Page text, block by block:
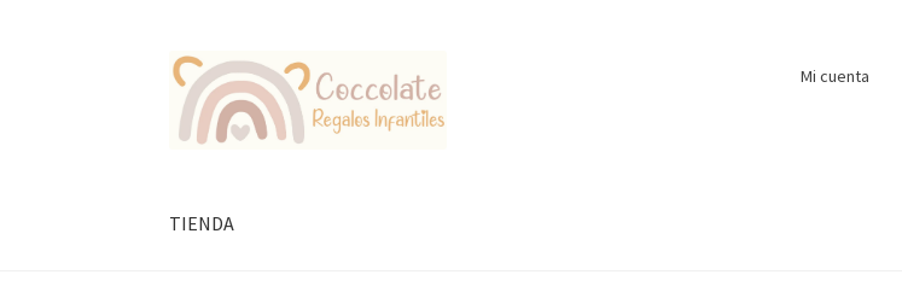
Ir
la
Ir
al
contenido
Mi cuenta
TIENDA